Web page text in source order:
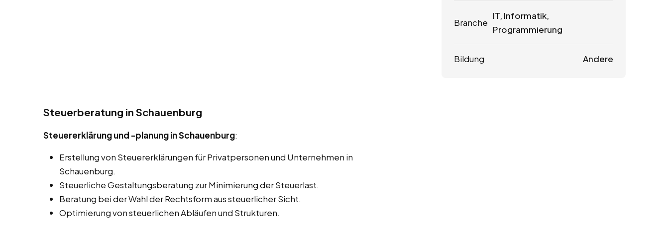
Steuerberatung in Schauenburg
Steuererklärung und -planung in Schauenburg:
Erstellung von Steuererklärungen für Privatpersonen und Unternehmen in
Schauenburg.
Steuerliche Gestaltungsberatung zur Minimierung der Steuerlast.
Beratung bei der Wahl der Rechtsform aus steuerlicher Sicht.
Optimierung von steuerlichen Abläufen und Strukturen.
Branche
IT, Informatik,
Programmierung
Bildung Andere